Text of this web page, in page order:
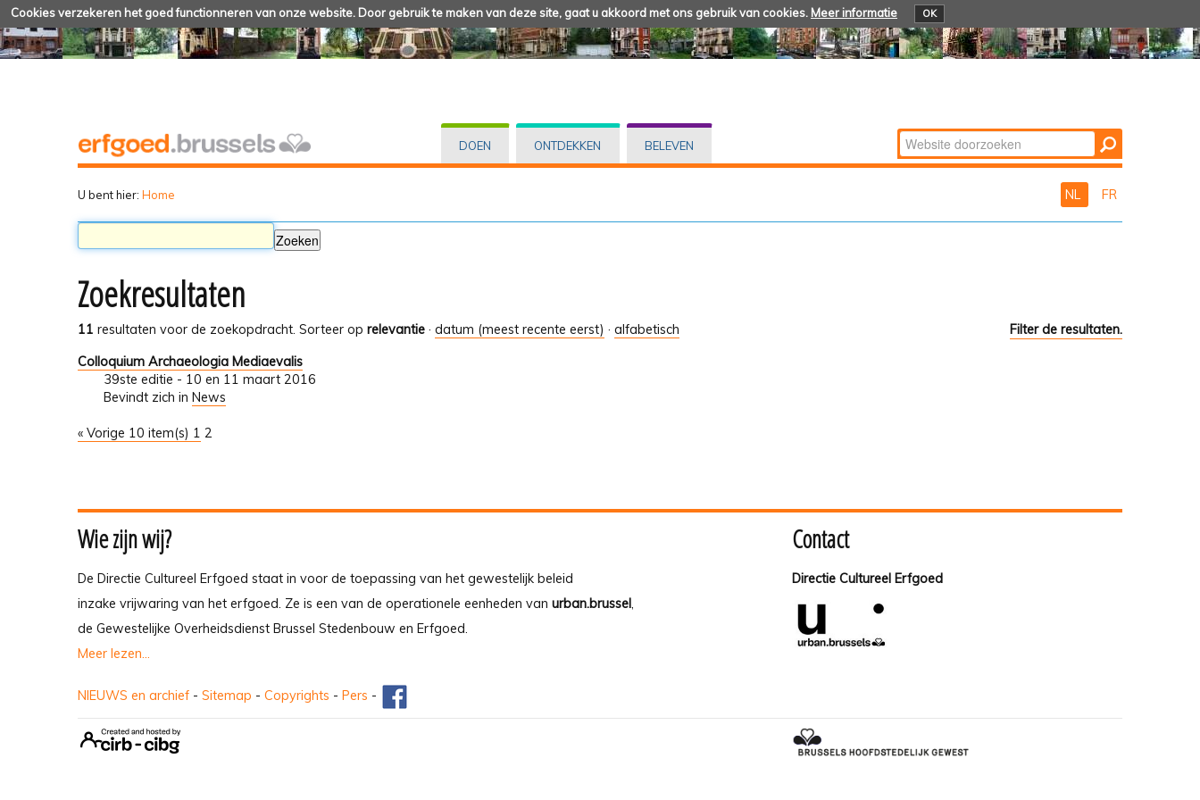
Cookies verzekeren het goed functionneren van onze website. Door gebruik te maken van deze site, gaat u akkoord met ons gebruik van cookies. Meer informatie OK
DOEN ONTDEKKEN BELEVEN Zoek
Geavanceerd
U bent hier: Home NL FR
Zoekresultaten
11 resultaten voor de zoekopdracht. Filter de resultaten.
Sorteer op relevantie · datum (meest recente eerst) · alfabetisch
Colloquium Archaeologia Mediaevalis
39ste editie - 10 en 11 maart 2016
Bevindt zich in News
« Vorige 10 item(s) 1 2
Wie zijn wij?
De Directie Cultureel Erfgoed staat in voor de toepassing van het gewestelijk beleid
inzake vrijwaring van het erfgoed. Ze is een van de operationele eenheden van urban.brussel,
de Gewestelijke Overheidsdienst Brussel Stedenbouw en Erfgoed.
Meer lezen...
Contact
Directie Cultureel Erfgoed
NIEUWS en archief - Sitemap - Copyrights - Pers -